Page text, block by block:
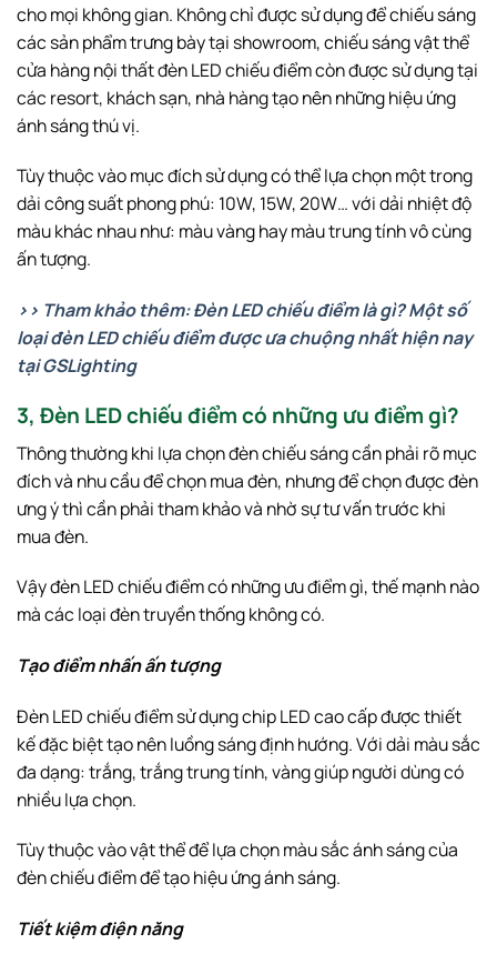
cho mọi không gian. Không chỉ được sử dụng để chiếu sáng
các sản phẩm trưng bày tại showroom, chiếu sáng vật thể
cửa hàng nội thất đèn LED chiếu điểm còn được sử dụng tại
các resort, khách sạn, nhà hàng tạo nên những hiệu ứng
ánh sáng thú vị.
Tùy thuộc vào mục đích sử dụng có thể lựa chọn một trong
dải công suất phong phú: 10W, 15W, 20W… với dải nhiệt độ
màu khác nhau như: màu vàng hay màu trung tính vô cùng
ấn tượng.
>> Tham khảo thêm: Đèn LED chiếu điểm là gì? Một số
loại đèn LED chiếu điểm được ưa chuộng nhất hiện nay
tại GSLighting
3, Đèn LED chiếu điểm có những ưu điểm gì?
Thông thường khi lựa chọn đèn chiếu sáng cần phải rõ mục
đích và nhu cầu để chọn mua đèn, nhưng để chọn được đèn
ưng ý thì cần phải tham khảo và nhờ sự tư vấn trước khi
mua đèn.
Vậy đèn LED chiếu điểm có những ưu điểm gì, thế mạnh nào
mà các loại đèn truyền thống không có.
Tạo điểm nhấn ấn tượng
Đèn LED chiếu điểm sử dụng chip LED cao cấp được thiết
kế đặc biệt tạo nên luồng sáng định hướng. Với dải màu sắc
đa dạng: trắng, trắng trung tính, vàng giúp người dùng có
nhiều lựa chọn.
Tùy thuộc vào vật thể để lựa chọn màu sắc ánh sáng của
đèn chiếu điểm để tạo hiệu ứng ánh sáng.
Tiết kiệm điện năng